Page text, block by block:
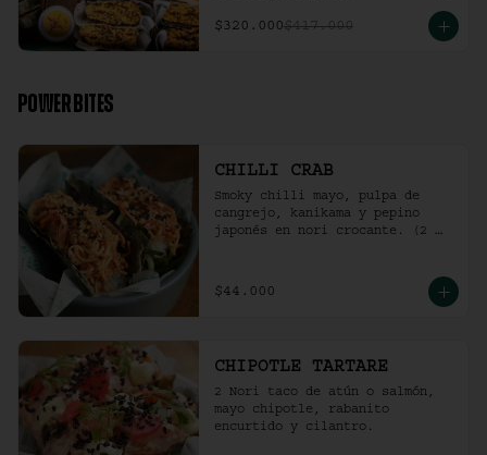
Tartare.
4 Und Noritaco Chilli Crab.
$320.000$417.000
POWER BITES
CHILLI CRAB
Smoky chilli mayo, pulpa de
cangrejo, kanikama y pepino
japonés en nori crocante. (2
$44.000
CHIPOTLE TARTARE
2 Nori taco de atún o salmón,
mayo chipotle, rabanito
encurtido y cilantro.